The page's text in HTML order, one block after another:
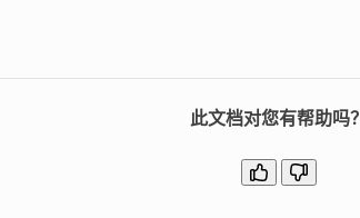
此文档对您有帮助吗？